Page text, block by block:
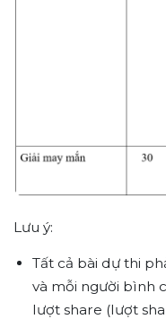
Lưu ý:
Tất cả bài dự thi
và mỗi người bình
lượt share (lượt